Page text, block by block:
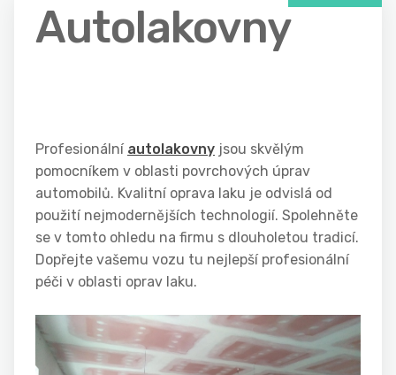
Autolakovny
Profesionální autolakovny jsou skvělým
pomocníkem v oblasti povrchových úprav
automobilů. Kvalitní oprava laku je odvislá od
použití nejmodernějších technologií. Spolehněte
se v tomto ohledu na firmu s dlouholetou tradicí.
Dopřejte vašemu vozu tu nejlepší profesionální
péči v oblasti oprav laku.